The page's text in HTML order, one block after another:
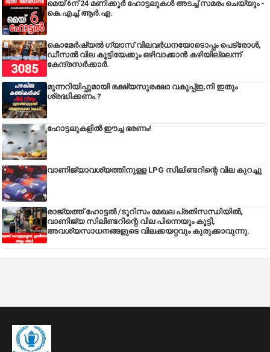
മെയ് 6ന് 24 മണിക്കൂർ ഹോട്ടലുകൾ അടച്ച് സമരം ചെയ്യും -
കെ.എച്ച്.ആർ.എ.
കൊമേർഷ്യൽ ഗ്യാസ് വിലവർധനയോടൊപ്പം പെട്രോൾ,
ഡീസല്‍ വില കൂട്ടിയേക്കും ഒഴിവാക്കാന്‍ കഴിയില്ലെന്ന്
കേന്ദ്രസര്‍ക്കാര്‍.
മുന്നറിയിപ്പുമായി ഭക്ഷ്യസുരക്ഷാ വകുപ്പ്ഇ,നി ഇതും
ശ്രദ്ധിക്കണം.?
ഹോട്ടലുകളിൽ ഈച്ച ഭരണം!
വാണിജ്യാവശ്യത്തിനുള്ള LPG സിലിണ്ടറിന്റെ വില കുറച്ചു
രാജ്യത്ത് ഹോട്ടൽ /ടൂറിസം മേഖല പ്രതിസന്ധിയിൽ,
വാണിജ്യ സിലിണ്ടറിന്റെ വില പിന്നെയും കൂട്ടി,
അവശ്യസാധനങ്ങളുടെ വിലക്കയറ്റവും കുരുക്കാവുന്നു.